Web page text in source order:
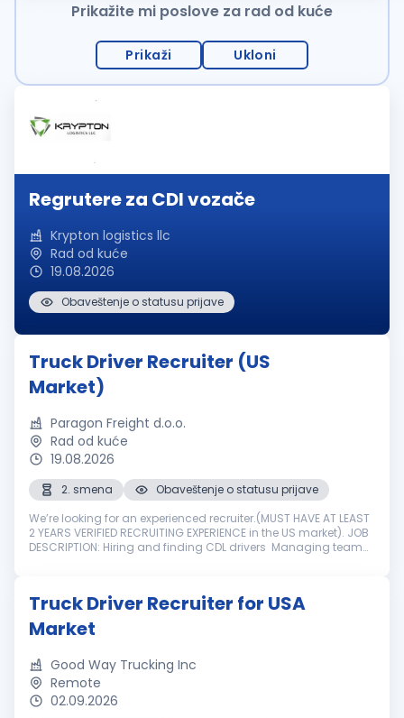
Prikažite mi poslove za rad od kuće
Prikaži Ukloni
Regrutere za CDl vozače
Krypton logistics llc
Rad od kuće
19.08.2026
Obaveštenje o statusu prijave
Truck Driver Recruiter (US
Market)
Paragon Freight d.o.o.
Rad od kuće
19.08.2026
2. smena
Obaveštenje o statusu prijave
We’re looking for an experienced recruiter.(MUST HAVE AT LEAST
2 YEARS VERIFIED RECRUITING EXPERIENCE in the US market). JOB
DESCRIPTION: Hiring and finding CDL drivers Managing team
Truck Driver Recruiter for USA
Market
Good Way Trucking Inc
Remote
02.09.2026